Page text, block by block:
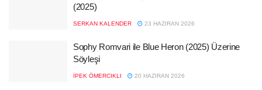
(2025)
SERKAN KALENDER 23 HAZIRAN 2026
Sophy Romvari ile Blue Heron (2025) Üzerine
Söyleşi
İPEK ÖMERCIKLI 20 HAZIRAN 2026